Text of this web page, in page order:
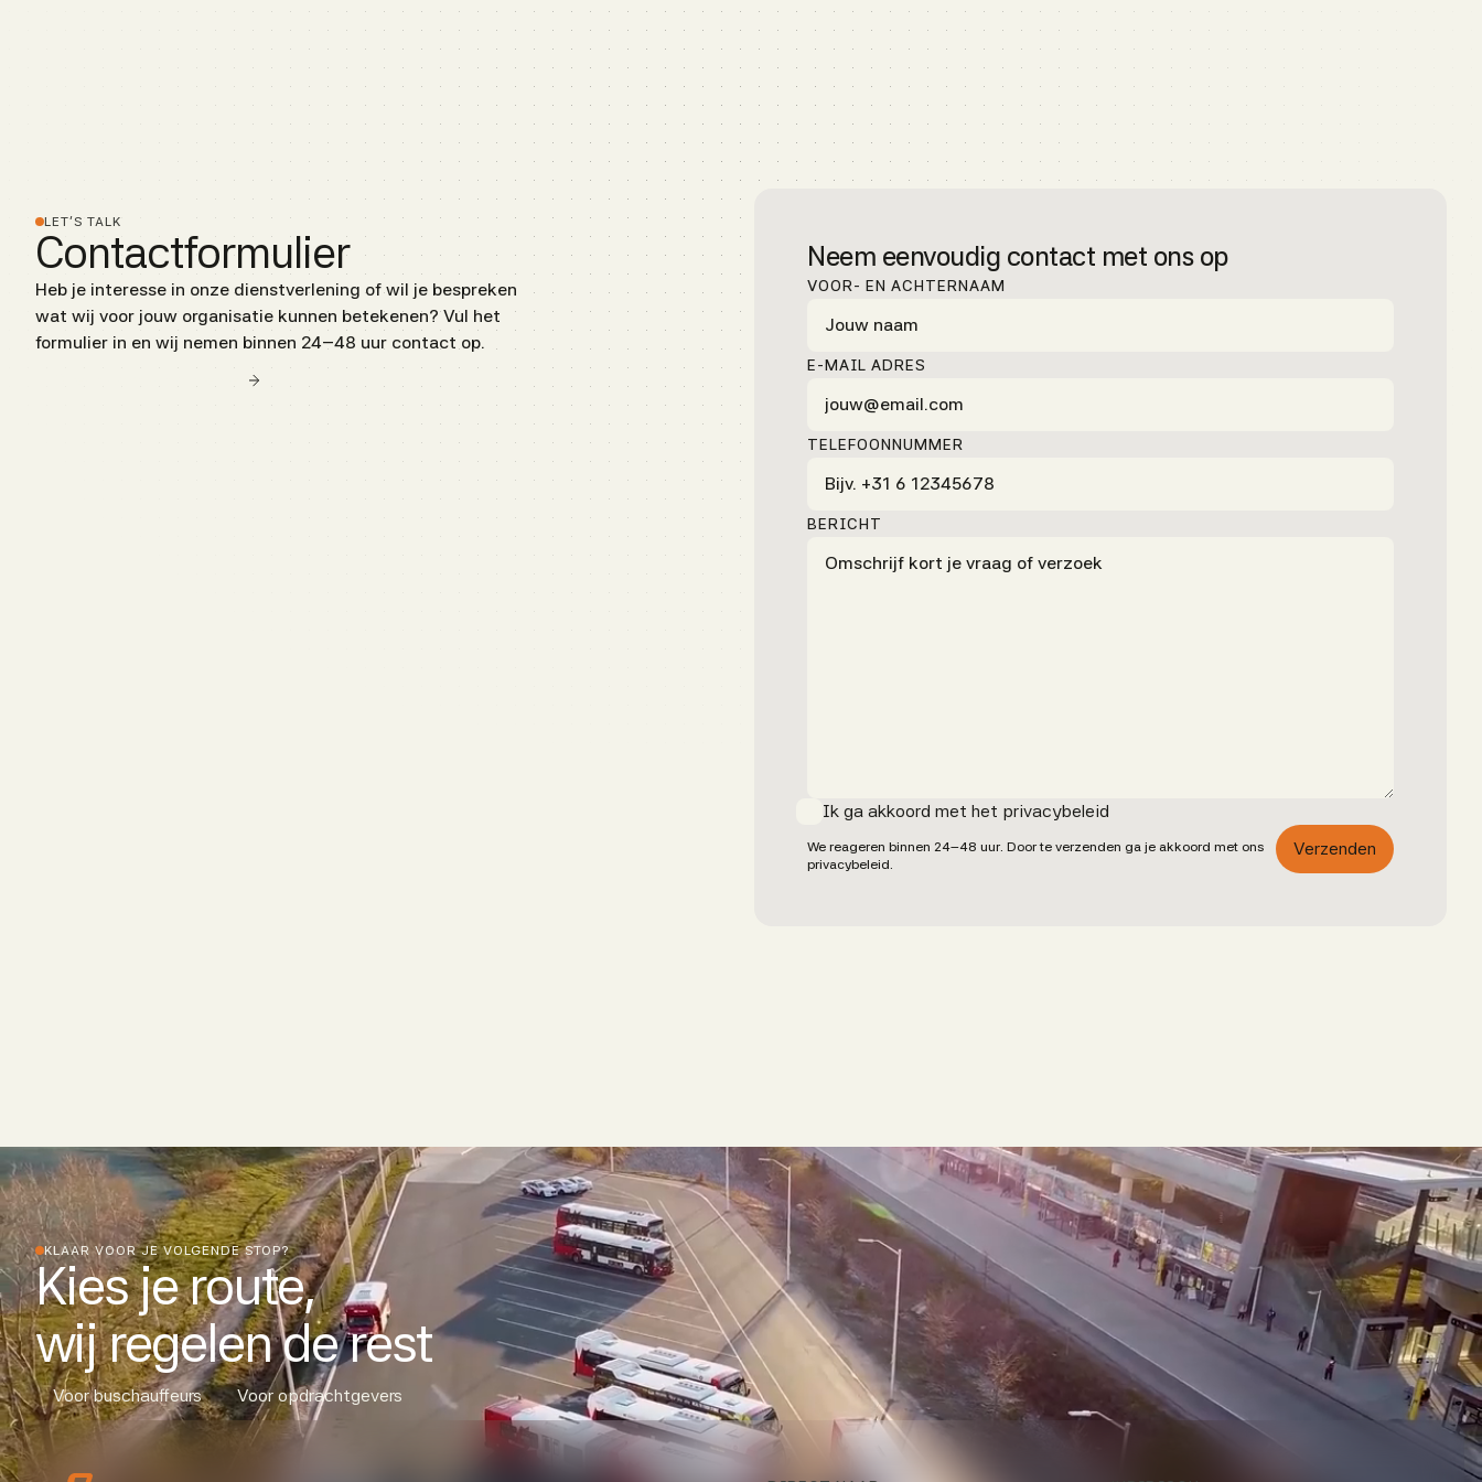
LET’S TALK
Contactformulier
Heb je interesse in onze dienstverlening of wil je bespreken
wat wij voor jouw organisatie kunnen betekenen? Vul het
formulier in en wij nemen binnen 24–48 uur contact op.
Neem eenvoudig contact met ons op
VOOR- EN ACHTERNAAM
E-MAIL ADRES
TELEFOONNUMMER
BERICHT
Ik ga akkoord met het privacybeleid
We reageren binnen 24–48 uur. Door te verzenden ga je akkoord met ons
privacybeleid.
KLAAR VOOR JE VOLGENDE STOP?
Kies je route,
wij regelen de rest
Voor buschauffeurs Voor opdrachtgevers